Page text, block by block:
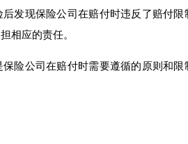
发现保险公司在赔付时违反了赔付
相应的责任。
险公司在赔付时需要遵循的原则和